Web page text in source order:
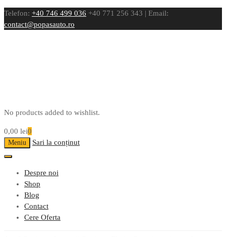
Telefon: +40 746 499 036 +40 771 256 343 | Email:
contact@popasauto.ro
No products added to wishlist.
0,00 lei0
Meniu Sari la conținut
Despre noi
Shop
Blog
Contact
Cere Oferta